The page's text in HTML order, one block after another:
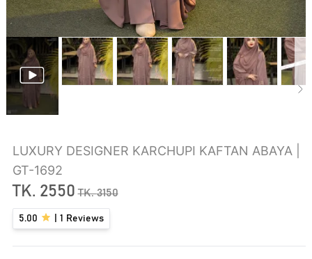
LUXURY DESIGNER KARCHUPI KAFTAN ABAYA |
GT-1692
TK. 2550 TK.3150
5.00 1 Reviews